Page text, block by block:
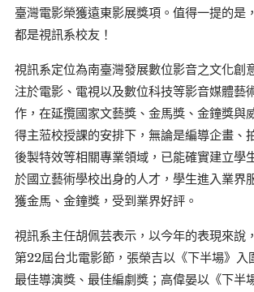
臺灣電影榮獲遠東影展獎項。值得一提的是
都是視訊系校友！
視訊系定位為南臺灣發展數位影音之文化創
注於電影、電視以及數位科技等影音媒體藝
作，在延攬國家文藝獎、金馬獎、金鐘獎與
得主蒞校授課的安排下，無論是編導企畫、
後製特效等相關專業領域，已能確實建立學
於國立藝術學校出身的人才，學生進入業界
獲金馬、金鐘獎，受到業界好評。
視訊系主任胡佩芸表示，以今年的表現來說
第22屆台北電影節，張榮吉以《下半場》入
最佳導演獎、最佳編劇獎；高偉晏以《下半